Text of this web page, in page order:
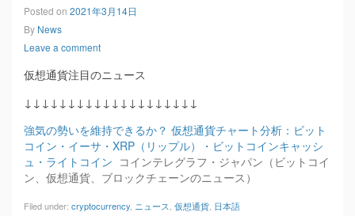
Posted on 2021年3月14日
By News
Leave a comment
仮想通貨注目のニュース
↓↓↓↓↓↓↓↓↓↓↓↓↓↓↓↓↓↓↓↓
強気の勢いを維持できるか？ 仮想通貨チャート分析：ビット
コイン・イーサ・XRP（リップル）・ビットコインキャッシ
ュ・ライトコイン コインテレグラフ・ジャパン（ビットコイ
ン、仮想通貨、ブロックチェーンのニュース）
Filed under: cryptocurrency ニュース 仮想通貨 日本語